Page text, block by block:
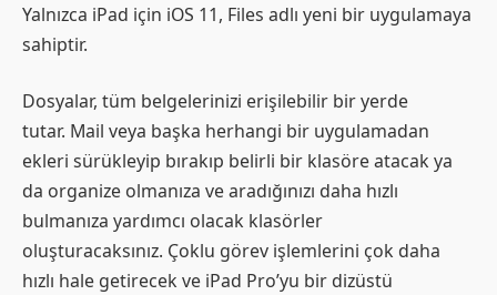
Yalnızca iPad için iOS 11, Files adlı yeni bir uygulamaya
sahiptir.
Dosyalar, tüm belgelerinizi erişilebilir bir yerde
tutar. Mail veya başka herhangi bir uygulamadan
ekleri sürükleyip bırakıp belirli bir klasöre atacak ya
da organize olmanıza ve aradığınızı daha hızlı
bulmanıza yardımcı olacak klasörler
oluşturacaksınız. Çoklu görev işlemlerini çok daha
hızlı hale getirecek ve iPad Pro’yu bir dizüstü